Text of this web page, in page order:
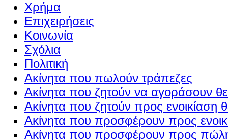
Χρήμα
Επιχειρήσεις
Κοινωνία
Σχόλια
Πολιτική
Ακίνητα που πωλούν τράπεζες
Ακίνητα που ζητούν να αγοράσουν
Ακίνητα που ζητούν προς ενοικίαση
Ακίνητα που προσφέρουν προς
Ακίνητα που προσφέρουν προς